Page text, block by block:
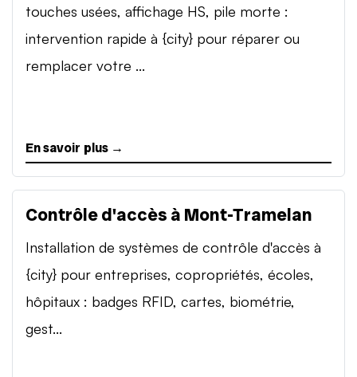
touches usées, affichage HS, pile morte :
intervention rapide à {city} pour réparer ou
remplacer votre ...
En savoir plus →
Contrôle d'accès à Mont-Tramelan
Installation de systèmes de contrôle d'accès à
{city} pour entreprises, copropriétés, écoles,
hôpitaux : badges RFID, cartes, biométrie,
gest...